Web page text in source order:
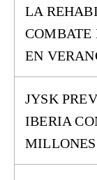
LA
COMBATE
EN
JYSK
IBERIA
MILLONES